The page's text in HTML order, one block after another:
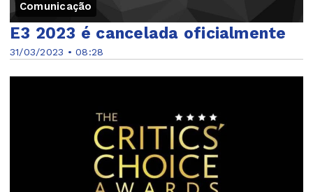
Comunicação
31/03/2023 • 08:28
E3 2023 é cancelada oficialmente